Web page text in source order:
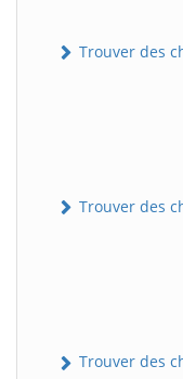
Trouver des
Trouver des
Trouver des